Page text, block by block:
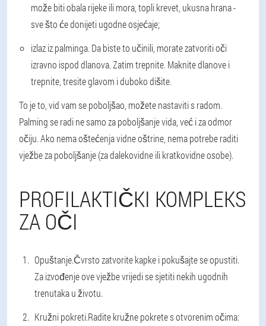
može biti obala rijeke ili mora, topli krevet, ukusna hrana -
sve što će donijeti ugodne osjećaje;
izlaz iz palminga. Da biste to učinili, morate zatvoriti oči
izravno ispod dlanova. Zatim trepnite. Maknite dlanove i
trepnite, tresite glavom i duboko dišite.
To je to, vid vam se poboljšao, možete nastaviti s radom.
Palming se radi ne samo za poboljšanje vida, već i za odmor
očiju. Ako nema oštećenja vidne oštrine, nema potrebe raditi
vježbe za poboljšanje (za dalekovidne ili kratkovidne osobe).
PROFILAKTIČKI KOMPLEKS
ZA OČI
Opuštanje.Čvrsto zatvorite kapke i pokušajte se opustiti.
Za izvođenje ove vježbe vrijedi se sjetiti nekih ugodnih
trenutaka u životu.
Kružni pokreti.Radite kružne pokrete s otvorenim očima: